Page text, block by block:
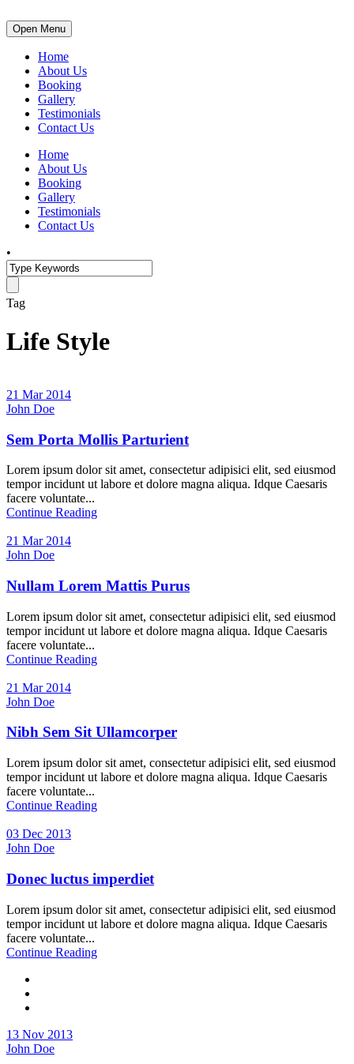
Open Menu
Home
About Us
Booking
Gallery
Testimonials
Contact Us
Home
About Us
Booking
Gallery
Testimonials
Contact Us
•
Tag
Life Style
21 Mar 2014
John Doe
Sem Porta Mollis Parturient
Lorem ipsum dolor sit amet, consectetur adipisici elit, sed eiusmod
tempor incidunt ut labore et dolore magna aliqua. Idque Caesaris
facere voluntate...
Continue Reading
21 Mar 2014
John Doe
Nullam Lorem Mattis Purus
Lorem ipsum dolor sit amet, consectetur adipisici elit, sed eiusmod
tempor incidunt ut labore et dolore magna aliqua. Idque Caesaris
facere voluntate...
Continue Reading
21 Mar 2014
John Doe
Nibh Sem Sit Ullamcorper
Lorem ipsum dolor sit amet, consectetur adipisici elit, sed eiusmod
tempor incidunt ut labore et dolore magna aliqua. Idque Caesaris
facere voluntate...
Continue Reading
03 Dec 2013
John Doe
Donec luctus imperdiet
Lorem ipsum dolor sit amet, consectetur adipisici elit, sed eiusmod
tempor incidunt ut labore et dolore magna aliqua. Idque Caesaris
facere voluntate...
Continue Reading
13 Nov 2013
John Doe